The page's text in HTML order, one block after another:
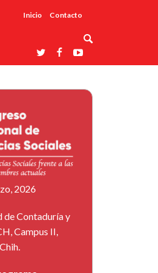
Inicio Contacto
2026
de Contaduría y
Campus II,